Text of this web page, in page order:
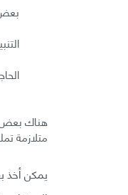
هناك بعض
متلازمة
يمكن أخذ